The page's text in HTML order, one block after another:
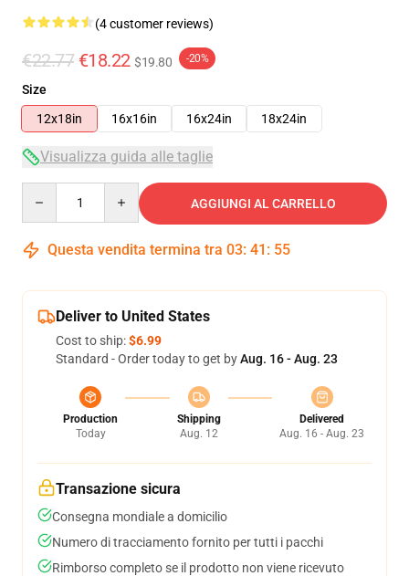
(4 customer reviews)
€22.77 €18.22 $19.80 -20%
Size
12x18in
16x16in 16x24in 18x24in
Visualizza guida alle taglie
AGGIUNGI AL CARRELLO
Questa vendita termina tra 03: 41 : 54
Deliver to United States
Cost to ship:$6.99
Standard - Order today to get byAug. 16 - Aug. 23
Production
Today
Shipping
Aug. 12
Delivered
Aug. 16 - Aug. 23
Transazione sicura
Consegna mondiale a domicilio
Numero di tracciamento fornito per tutti i pacchi
Rimborso completo se il prodotto non viene ricevuto